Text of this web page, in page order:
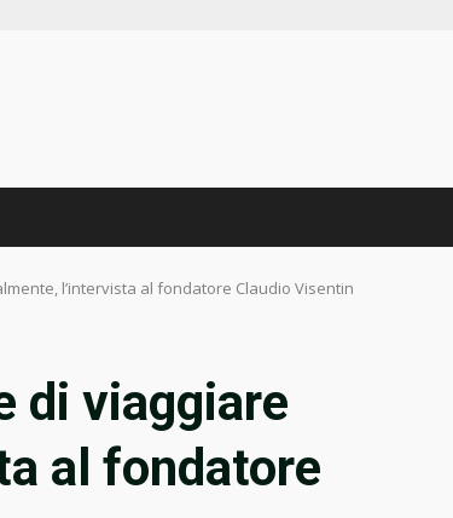
l’intervista al fondatore Claudio Visentin
di viaggiare
al fondatore